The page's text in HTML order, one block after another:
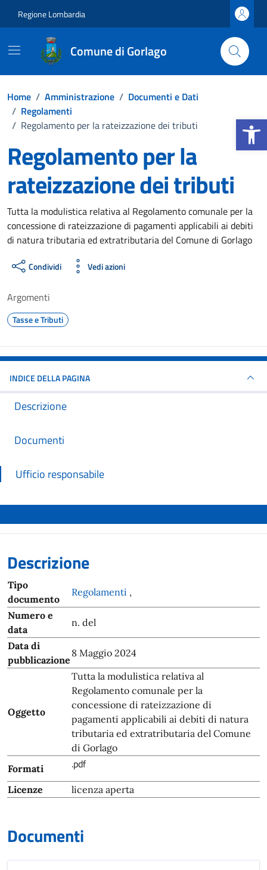
Apri la
Regione Lombardia
Comune di Gorlago
Home / Amministrazione / Documenti e Dati
/ Regolamenti
/ Regolamento per la rateizzazione dei tributi
Regolamento per la
rateizzazione dei tributi
Dettagli del documento
Tutta la modulistica relativa al Regolamento comunale per la
concessione di rateizzazione di pagamenti applicabili ai debiti
di natura tributaria ed extratributaria del Comune di Gorlago
Condividi Vedi azioni
Argomenti
Tasse e Tributi
INDICE DELLA PAGINA
Descrizione
Documenti
Ufficio responsabile
Descrizione
Tipo
documento
Regolamenti ,
Numero e
data
n. del
Data di
pubblicazione
8 Maggio 2024
Oggetto
Tutta la modulistica relativa al
Regolamento comunale per la
concessione di rateizzazione di
pagamenti applicabili ai debiti di natura
tributaria ed extratributaria del Comune
di Gorlago
Formati
.pdf
Licenze licenza aperta
Documenti